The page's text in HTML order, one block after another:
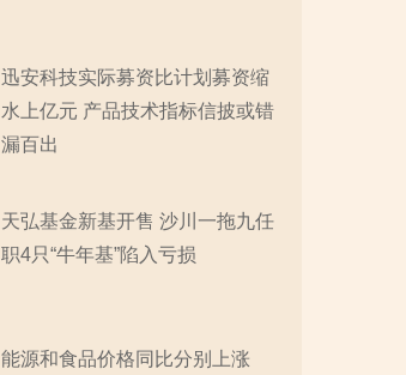
迅安科技实际募资比计划募资缩
水上亿元 产品技术指标信披或错
漏百出
天弘基金新基开售 沙川一拖九任
职4只“牛年基”陷入亏损
能源和食品价格同比分别上涨